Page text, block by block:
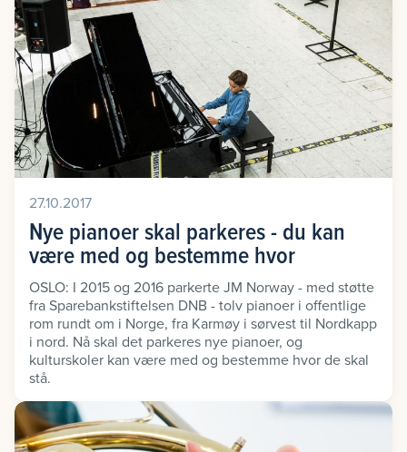
27.10.2017
Nye pianoer skal parkeres - du kan
være med og bestemme hvor
OSLO: I 2015 og 2016 parkerte JM Norway - med støtte
fra Sparebankstiftelsen DNB - tolv pianoer i offentlige
rom rundt om i Norge, fra Karmøy i sørvest til Nordkapp
i nord. Nå skal det parkeres nye pianoer, og
kulturskoler kan være med og bestemme hvor de skal
stå.